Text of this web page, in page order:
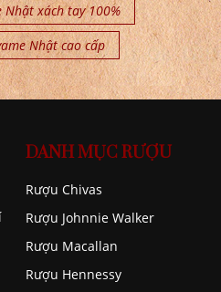
Nhật xách tay 100%
Nhật cao cấp
DANH MỤC RƯỢU
Rượu Chivas
Rượu Johnnie Walker
Rượu Macallan
Rượu Hennessy